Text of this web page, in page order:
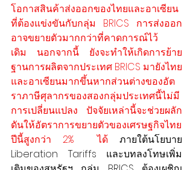
โอกาสสินค้าส่งออกของไทยและอาเซียน
ที่ต้องแข่งขันกับกลุ่ม BRICS การส่งออก
อาจขยายตัวมากกว่าที่คาดการณ์ไว้
เดิม นอกจากนี้ ยังจะทำให้เกิดการย้าย
ฐานการผลิตจากประเทศ BRICS มายังไทย
และอาเซียนมากขึ้นหากส่วนต่างของอัต
ราภาษีศุลากรของสองกลุ่มประเทศนี้ไม่มี
การเปลี่ยนแปลง ปัจจัยเหล่านี้จะช่วยผลัก
ดันให้อัตราการขยายตัวของเศรษฐกิจไทย
ปีนี้สูงกว่า 2%  ได้ ภายใต้นโยบาย
Liberation Tariffs และบทลงโทษเพิ่ม